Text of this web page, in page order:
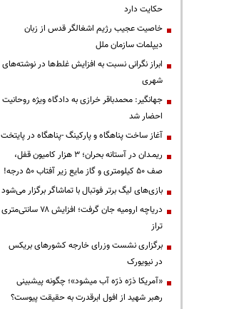
حکایت دارد
خاصیت عجیب رژیم اشغالگر قدس از زبان
دیپلمات سازمان ملل
ابراز نگرانی نسبت به افزایش غلط‌ها در نوشته‌های
شهری
جهانگیر: محمدباقر خرازی به دادگاه ویژه روحانیت
احضار شد
آغاز ساخت پناهگاه و پارکینگ -پناهگاه در پایتخت
ریمـدان در آستانه بحران؛ ۳ هزار کامیون قفل،
صف ۵۰ کیلومتری و گاز مایع زیر آفتاب ۵۰ درجه!
بازی‌های لیگ برتر فوتبال با تماشاگر برگزار می‌شود
دریاچه ارومیه جان گرفت؛ افزایش ۷۸ سانتی‌متری
تراز
برگزاری نشست وزرای خارجه کشورهای بریکس
در نیویورک
«آمریکا ذرّه ذرّه آب میشود»؛ چگونه پیشبینی
رهبر شهید از افول ابرقدرت به حقیقت پیوست؟